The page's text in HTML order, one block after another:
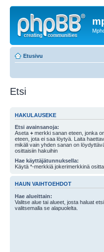
Etusivu
Etsi
HAKULAUSEKE
Etsi avainsanoja:
Aseta + merkki sanan eteen, jonka
eteen, jota ei saa löytyä. Laita
mikäli vain yhden sanan on
osittaisiin hakuihin
Hae käyttäjätunnuksella:
Käytä *-merkkiä jokerimerkkinä
HAUN VAIHTOEHDOT
Hae alueittain:
Valitse alue tai alueet, josta haluat
valitsemalla se alapuolelta.